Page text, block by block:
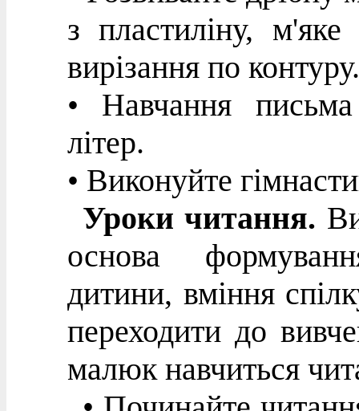
з пластиліну,
вирізання по контуру.
• Навчання
літер.
• Виконуйте
Уроки читання.
основа
дитини, вміння
переходити до
малюк навчиться